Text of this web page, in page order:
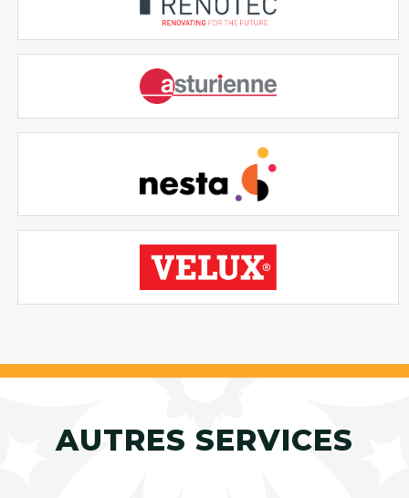
AUTRES SERVICES